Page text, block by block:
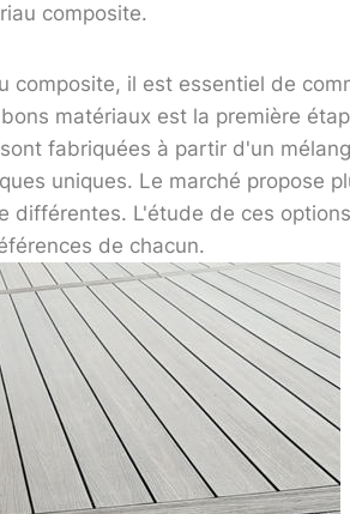
composite.
il est essentiel de
matériaux est la première
fabriquées à partir d'un
uniques. Le marché propose
différentes. L'étude de ces
de chacun.